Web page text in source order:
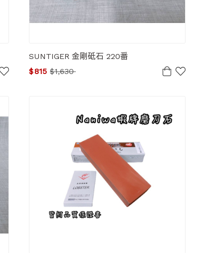
SUNTIGER 金剛砥石 220番
$1,630
$815